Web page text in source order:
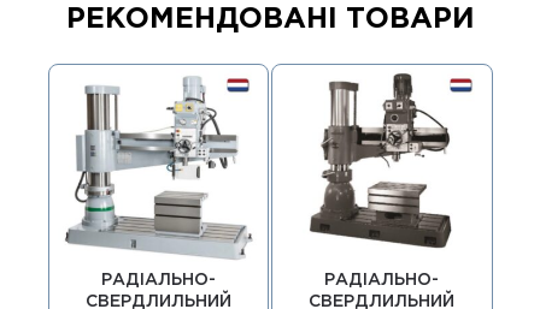
РЕКОМЕНДОВАНІ ТОВАРИ
РАДІАЛЬНО-
СВЕРДЛИЛЬНИЙ
РАДІАЛЬНО-
СВЕРДЛИЛЬНИЙ